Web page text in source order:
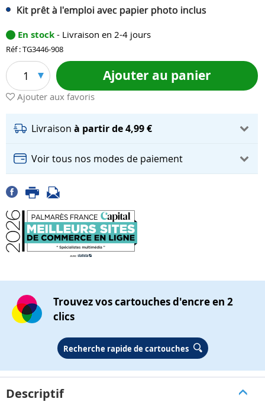
Kit prêt à l'emploi avec papier photo inclus
En stock - Livraison en 2-4 jours
Réf : TG3446-908
1 Ajouter au panier
Ajouter aux favoris
Livraison à partir de 4,99 €
Voir tous nos modes de paiement
Trouvez vos cartouches d'encre en 2
clics
Recherche rapide de cartouches
Descriptif